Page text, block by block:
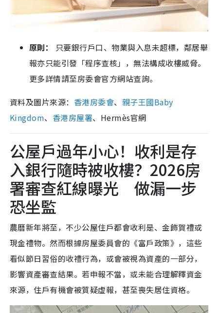
原則：
只要銀行戶口、物業與入息未超標，鄰居舉
報亦只能引發「程序查核」，無法構成收樓威脅。
更多詳情請至房委會官方網站查詢。
資料及圖片來源： 香港房委會、 親子王國Baby
Kingdom、 香港房屋署、Hermès官網
公屋戶過年小心！收利是存
入銀行隨時被收樓？2026房
署審查紅線曝光 做漏一步
恐坐監
農曆新年將至，不少公屋住戶都會收利是、金飾賀禮或
現金禮物。然而根據房屋委員會的《富戶政策》，這些
看似節日習俗的收禮行為，或會被視為資產的一部分，
影響資產審查結果。若申報不當，或未能合理解釋資金
來源，住戶有機會被質疑虛報，甚至喪失居住資格。